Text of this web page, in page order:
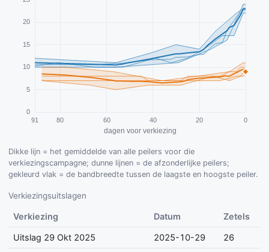
Dikke lijn = het gemiddelde van alle peilers voor die
verkiezingscampagne; dunne lijnen = de afzonderlijke peilers;
gekleurd vlak = de bandbreedte tussen de laagste en hoogste peiler.
Verkiezingsuitslagen
Verkiezing Datum Zetels
Uitslag 29 Okt 2025 2025-10-29 26